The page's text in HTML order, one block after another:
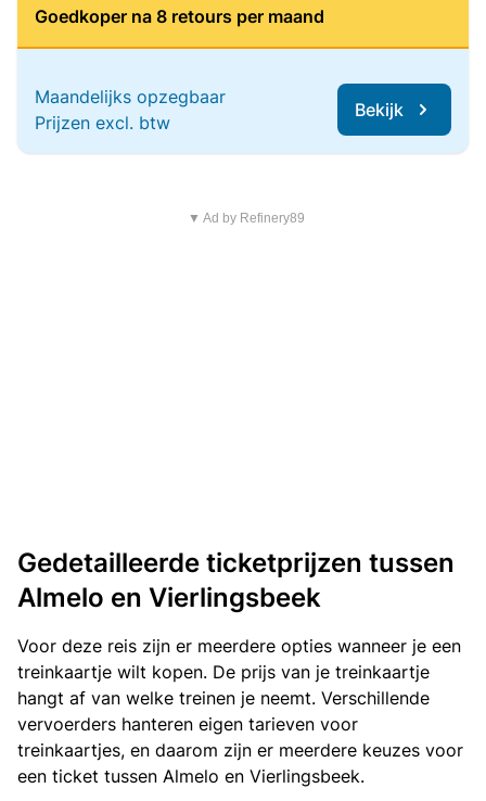
Goedkoper na 8 retours per maand
Maandelijks opzegbaar
Prijzen excl. btw
Bekijk
▼ Ad by Refinery89
Gedetailleerde ticketprijzen tussen
Almelo en Vierlingsbeek
Voor deze reis zijn er meerdere opties wanneer je een
treinkaartje wilt kopen. De prijs van je treinkaartje
hangt af van welke treinen je neemt. Verschillende
vervoerders hanteren eigen tarieven voor
treinkaartjes, en daarom zijn er meerdere keuzes voor
een ticket tussen Almelo en Vierlingsbeek.